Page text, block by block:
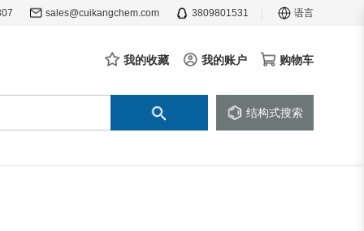
语言
sales@cuikangchem.com 3809801531
我的收藏 我的账户 购物车
结构式搜索